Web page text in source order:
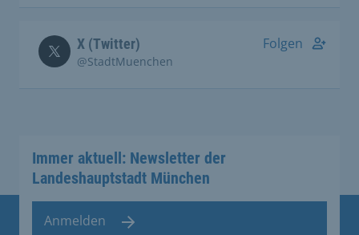
X (Twitter)
@StadtMuenchen
Folgen
Immer aktuell: Newsletter der
Landeshauptstadt München
Anmelden